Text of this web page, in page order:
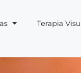
Terapia